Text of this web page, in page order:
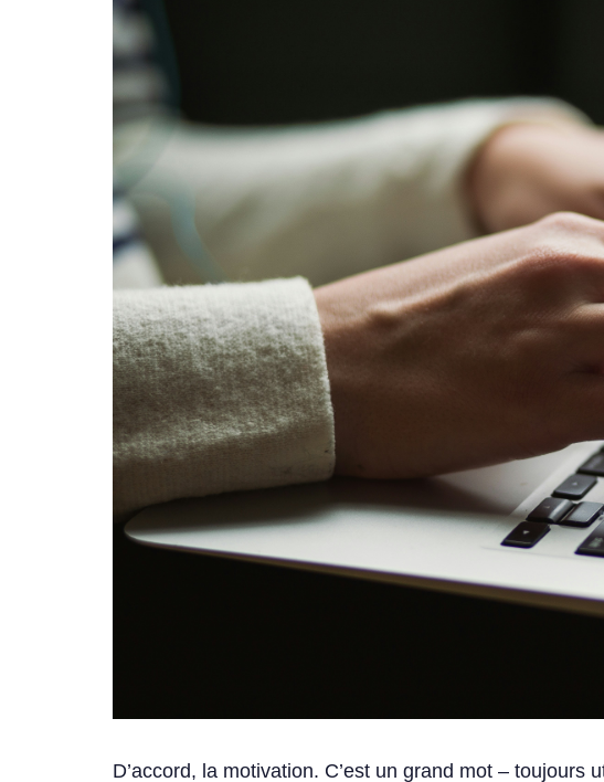
D’accord, la motivation. C’est un grand mot – toujours